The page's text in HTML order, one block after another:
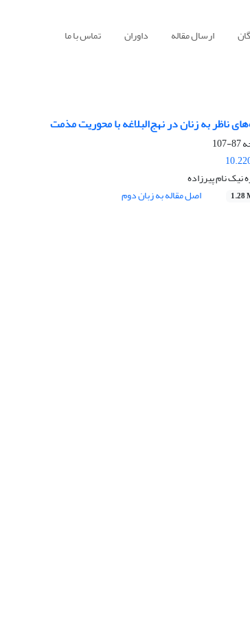
ارسال مقاله داوران تماس با ما
ناظر به زنان در نهج‌البلاغه با محوریت مذمت
87-107
نام پیرزاده
1.28 اصل مقاله به زبان دوم